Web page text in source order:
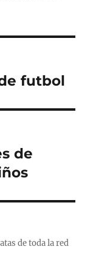
futbol
de
de toda la red